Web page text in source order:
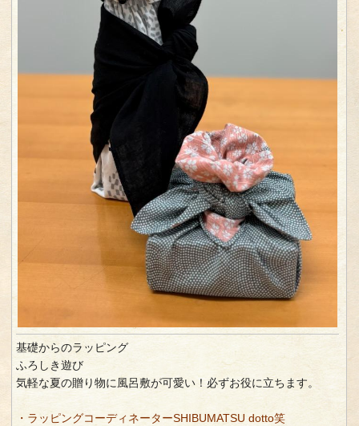
基礎からのラッピング
ふろしき遊び
気軽な夏の贈り物に風呂敷が可愛い！必ずお役に立ちます。
・ラッピングコーディネーターSHIBUMATSU dotto笑